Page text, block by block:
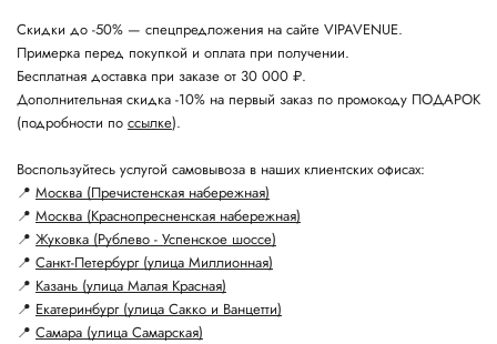
Скидки до -50% — спецпредложения на сайте VIPAVENUE.
Примерка перед покупкой и оплата при получении.
Бесплатная доставка при заказе от 30 000 ₽.
Дополнительная скидка -10% на первый заказ по промокоду ПОДАРОК
(подробности по ссылке).
Воспользуйтесь услугой самовывоза в наших клиентских офисах:
📍 Москва (Пречистенская набережная)
📍 Москва (Краснопресненская набережная)
📍 Жуковка (Рублево - Успенское шоссе)
📍 Санкт-Петербург (улица Миллионная)
📍 Казань (улица Малая Красная)
📍 Екатеринбург (улица Сакко и Ванцетти)
📍 Самара (улица Самарская)